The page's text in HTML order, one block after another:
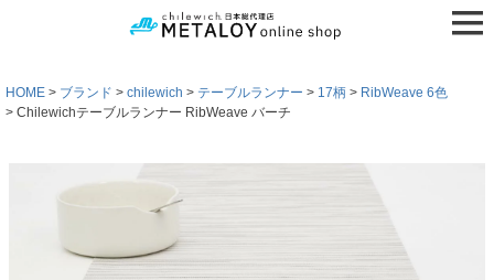
HOME ブランド chilewich テーブルランナー 17柄
RibWeave 6色
Chilewichテーブルランナー RibWeave バーチ